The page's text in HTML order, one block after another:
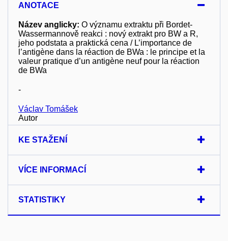
ANOTACE
Název anglicky: O významu extraktu při Bordet-
Wassermannově reakci : nový extrakt pro BW a R,
jeho podstata a praktická cena / L’importance de
l’antigène dans la réaction de BWa : le principe et la
valeur pratique d’un antigène neuf pour la réaction
de BWa
-
Václav Tomášek
Autor
KE STAŽENÍ
VÍCE INFORMACÍ
STATISTIKY